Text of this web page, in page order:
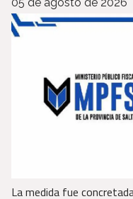
La medida fue